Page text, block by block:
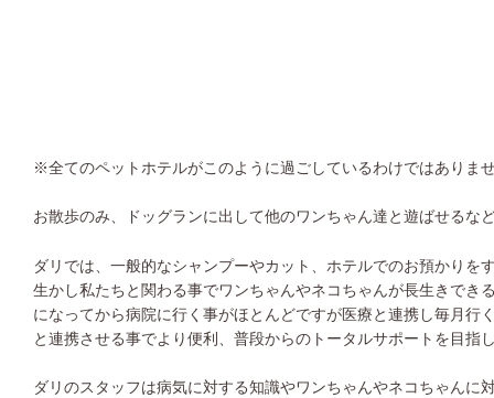
※全てのペットホテルがこのように過ごしているわけではありま
お散歩のみ、ドッグランに出して他のワンちゃん達と遊ばせるな
ダリでは、一般的なシャンプーやカット、ホテルでのお預かりを
生かし私たちと関わる事でワンちゃんやネコちゃんが長生きで
になってから病院に行く事がほとんどですが医療と連携し毎月行
と連携させる事でより便利、普段からのトータルサポートを目指
ダリのスタッフは病気に対する知識やワンちゃんやネコちゃんに